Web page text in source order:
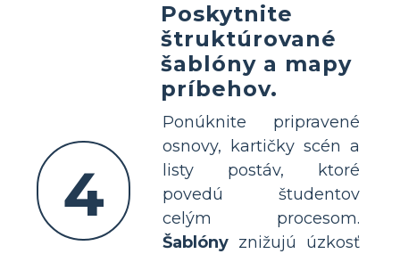
4
Poskytnite
štruktúrované
šablóny a mapy
príbehov.
Ponúknite pripravené
osnovy, kartičky scén a
listy postáv, ktoré
povedú študentov
celým procesom.
Šablóny znižujú úzkosť